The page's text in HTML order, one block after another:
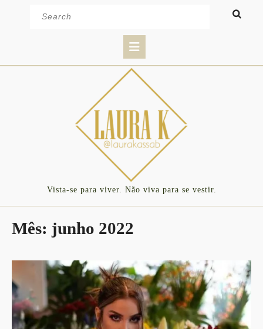
Button
Vista-se para viver. Não viva para se vestir.
Mês: junho 2022